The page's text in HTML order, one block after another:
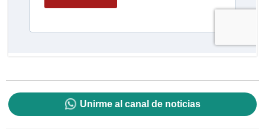
Unirme al canal de noticias